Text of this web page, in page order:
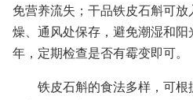
免营养流失；干品铁皮石斛可
燥、通风处保存，避免潮湿和阳
年，定期检查是否有霉变即可。
铁皮石斛的食法多样，可